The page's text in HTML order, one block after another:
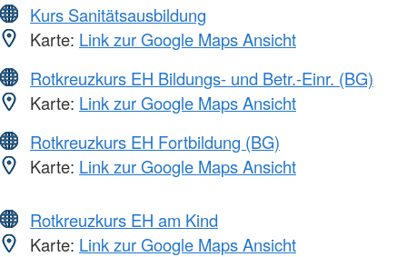
Kurs Sanitätsausbildung
Karte: Link zur Google Maps Ansicht
Rotkreuzkurs EH Bildungs- und Betr.-Einr. (BG)
Karte: Link zur Google Maps Ansicht
Rotkreuzkurs EH Fortbildung (BG)
Karte: Link zur Google Maps Ansicht
Rotkreuzkurs EH am Kind
Karte: Link zur Google Maps Ansicht